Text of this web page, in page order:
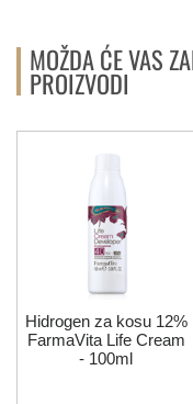
MOŽDA ĆE VAS
PROIZVODI
Hidrogen za kosu 12%
FarmaVita Life Cream
- 100ml